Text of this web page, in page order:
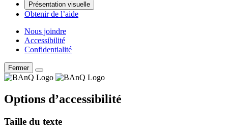
Présentation visuelle
Obtenir de l’aide
Nous joindre
Accessibilité
Confidentialité
Fermer
Options d’accessibilité
Taille du texte